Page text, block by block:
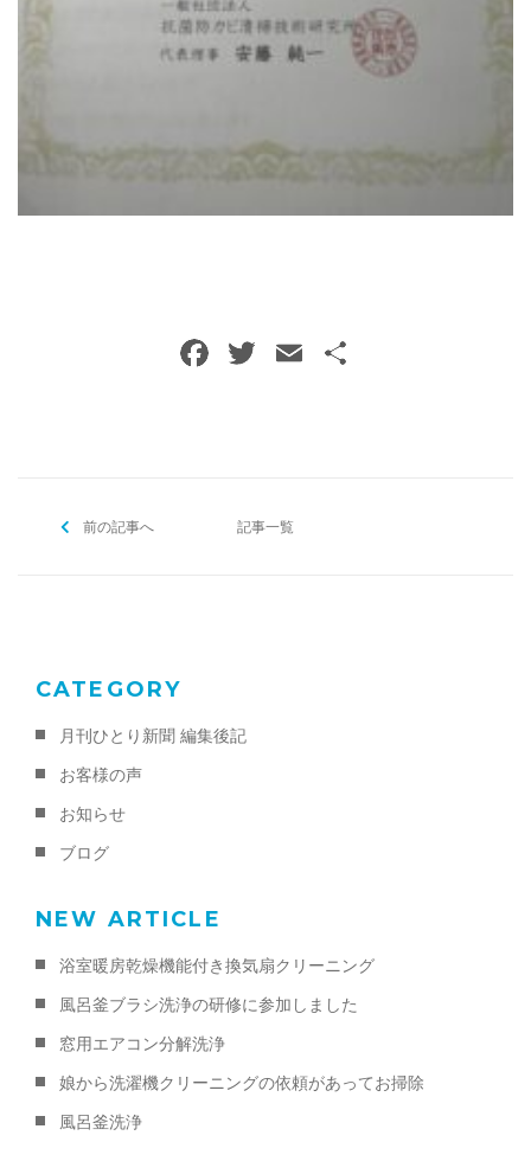
ご予約・お問い合わせ
F
o
T E
前の記事へ 記事一覧
CATEGORY
月刊ひとり新聞 編集後記
お客様の声
お知らせ
ブログ
NEW ARTICLE
浴室暖房乾燥機能付き換気扇クリーニング
風呂釜ブラシ洗浄の研修に参加しました
窓用エアコン分解洗浄
娘から洗濯機クリーニングの依頼があってお掃除
風呂釜洗浄